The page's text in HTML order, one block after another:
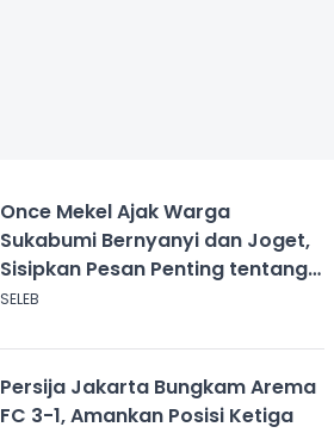
Once Mekel Ajak Warga
Sukabumi Bernyanyi dan Joget,
Sisipkan Pesan Penting tentang
ASI
SELEB
Persija Jakarta Bungkam Arema
FC 3-1, Amankan Posisi Ketiga